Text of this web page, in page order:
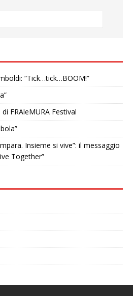
“Tick…tick…BOOM!”
FRAleMURA Festival
Insieme si vive”: il messaggio
Together”